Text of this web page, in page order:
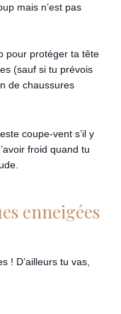
mais n’est pas
pour protéger ta tête
(sauf si tu prévois
de chaussures
coupe-vent s’il y
froid quand tu
enneigées
! D’ailleurs tu vas,